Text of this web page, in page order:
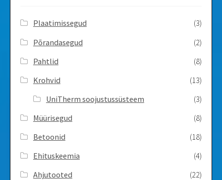
Plaatimissegud
(3)
Põrandasegud
(2)
Pahtlid
(8)
Krohvid
(13)
UniTherm soojustussüsteem
(3)
Müürisegud
(8)
Betoonid
(18)
Ehituskeemia
(4)
Ahjutooted
(22)